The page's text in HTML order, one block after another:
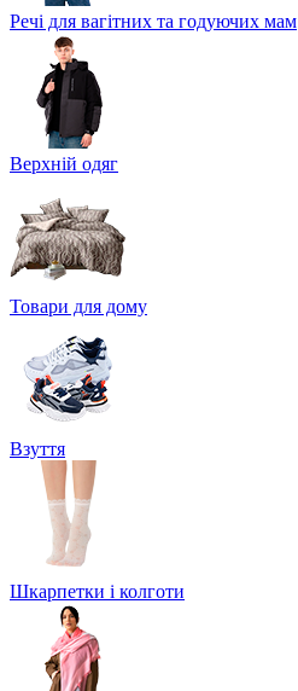
Речі для вагітних та годуючих мам
Верхній одяг
Товари для дому
Взуття
Шкарпетки і колготи